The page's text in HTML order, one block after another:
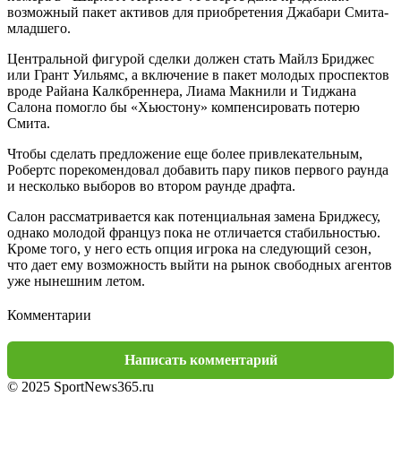
возможный пакет активов для приобретения Джабари Смита-
младшего.
Центральной фигурой сделки должен стать Майлз Бриджес
или Грант Уильямс, а включение в пакет молодых проспектов
вроде Райана Калкбреннера, Лиама Макнили и Тиджана
Салона помогло бы «Хьюстону» компенсировать потерю
Смита.
Чтобы сделать предложение еще более привлекательным,
Робертс порекомендовал добавить пару пиков первого раунда
и несколько выборов во втором раунде драфта.
Салон рассматривается как потенциальная замена Бриджесу,
однако молодой француз пока не отличается стабильностью.
Кроме того, у него есть опция игрока на следующий сезон,
что дает ему возможность выйти на рынок свободных агентов
уже нынешним летом.
Комментарии
Написать комментарий
© 2025 SportNews365.ru